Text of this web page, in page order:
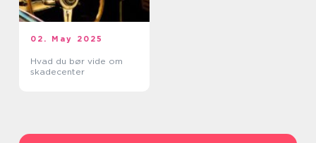
02. May 2025
Hvad du bør vide om
skadecenter